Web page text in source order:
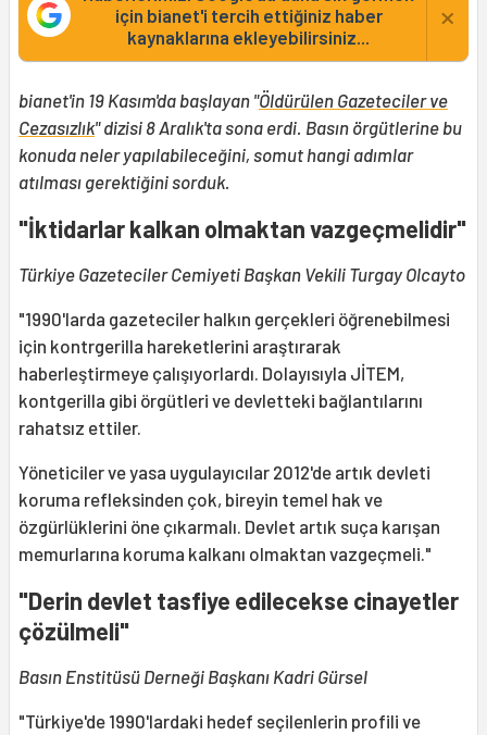
için bianet'i tercih ettiğiniz haber
kaynaklarına ekleyebilirsiniz...
×
bianet'in 19 Kasım'da başlayan "Öldürülen Gazeteciler ve
Cezasızlık" dizisi 8 Aralık'ta sona erdi. Basın örgütlerine bu
konuda neler yapılabileceğini, somut hangi adımlar
atılması gerektiğini sorduk.
"İktidarlar kalkan olmaktan vazgeçmelidir"
Türkiye Gazeteciler Cemiyeti Başkan Vekili Turgay Olcayto
"1990'larda gazeteciler halkın gerçekleri öğrenebilmesi
için kontrgerilla hareketlerini araştırarak
haberleştirmeye çalışıyorlardı. Dolayısıyla JİTEM,
kontgerilla gibi örgütleri ve devletteki bağlantılarını
rahatsız ettiler.
Yöneticiler ve yasa uygulayıcılar 2012'de artık devleti
koruma refleksinden çok, bireyin temel hak ve
özgürlüklerini öne çıkarmalı. Devlet artık suça karışan
memurlarına koruma kalkanı olmaktan vazgeçmeli."
"Derin devlet tasfiye edilecekse cinayetler
çözülmeli"
Basın Enstitüsü Derneği Başkanı Kadri Gürsel
"Türkiye'de 1990'lardaki hedef seçilenlerin profili ve